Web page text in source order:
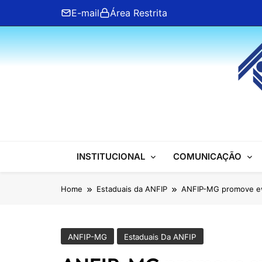
content
E-mail Área Restrita
ANFIP Nacional
INSTITUCIONAL COMUNICAÇÃO
Home Estaduais da ANFIP ANFIP-MG promove
ANFIP-MG Estaduais Da ANFIP